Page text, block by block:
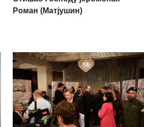
Роман (Матјушин)